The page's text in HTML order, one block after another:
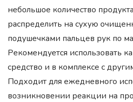
небольшое количество
распределить на сухую
подушечками пальцев рук по
Рекомендуется использовать
средство и в комплексе с
Подходит для ежедневного
возникновении реакции на